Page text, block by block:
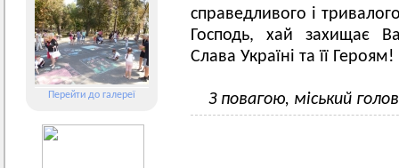
Перейти до галереї
справедливого і
Господь, хай захищає
Слава Україні та її Героям!
З повагою, міський